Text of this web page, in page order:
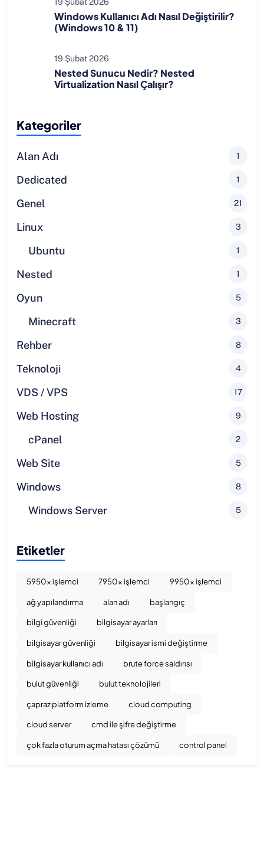
Windows Kullanıcı Adı Nasıl Değiştirilir?
(Windows 10 & 11)
19 Şubat 2026
Nested Sunucu Nedir? Nested
Virtualization Nasıl Çalışır?
Kategoriler
Alan Adı 1
Dedicated 1
Genel 21
Linux 3
Ubuntu 1
Nested 1
Oyun 5
Minecraft 3
Rehber 8
Teknoloji 4
VDS / VPS 17
Web Hosting 9
cPanel 2
Web Site 5
Windows 8
Windows Server 5
Etiketler
5950x işlemci 7950x işlemci 9950x işlemci
ağ yapılandırma alan adı başlangıç
bilgi güvenliği bilgisayar ayarları
bilgisayar güvenliği bilgisayar ismi değiştirme
bilgisayar kullanıcı adı brute force saldırısı
bulut güvenliği bulut teknolojileri
çapraz platform izleme cloud computing
cloud server cmd ile şifre değiştirme
çok fazla oturum açma hatası çözümü control panel